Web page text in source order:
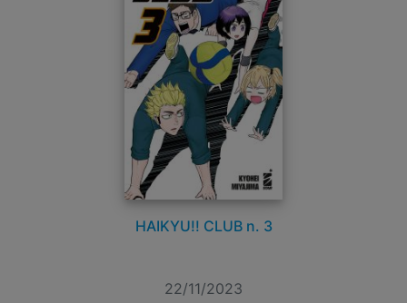
HAIKYU!! CLUB n. 3
22/11/2023